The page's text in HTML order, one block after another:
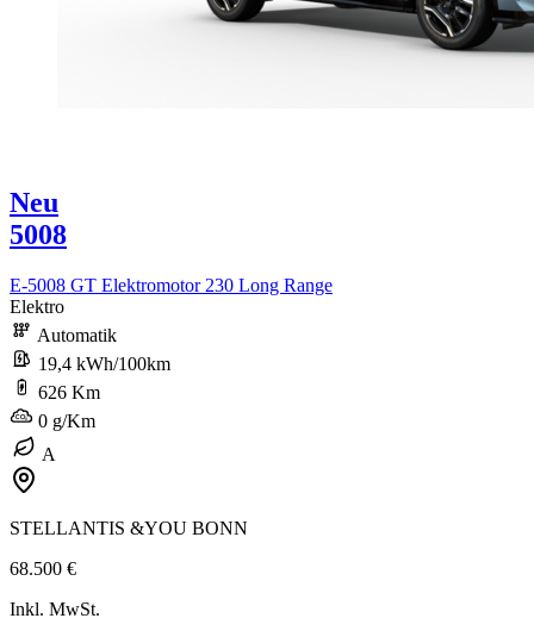
Neu
5008
E-5008 GT Elektromotor 230 Long Range
Elektro
Automatik
19,4 kWh/100km
626 Km
0 g/Km
A
STELLANTIS &YOU BONN
68.500 €
Inkl. MwSt.